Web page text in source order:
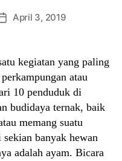
PostApril 3, 2019
kegiatan yang paling
atau
10 penduduk di
budidaya ternak, baik
memang suatu
banyak hewan
adalah ayam. Bicara